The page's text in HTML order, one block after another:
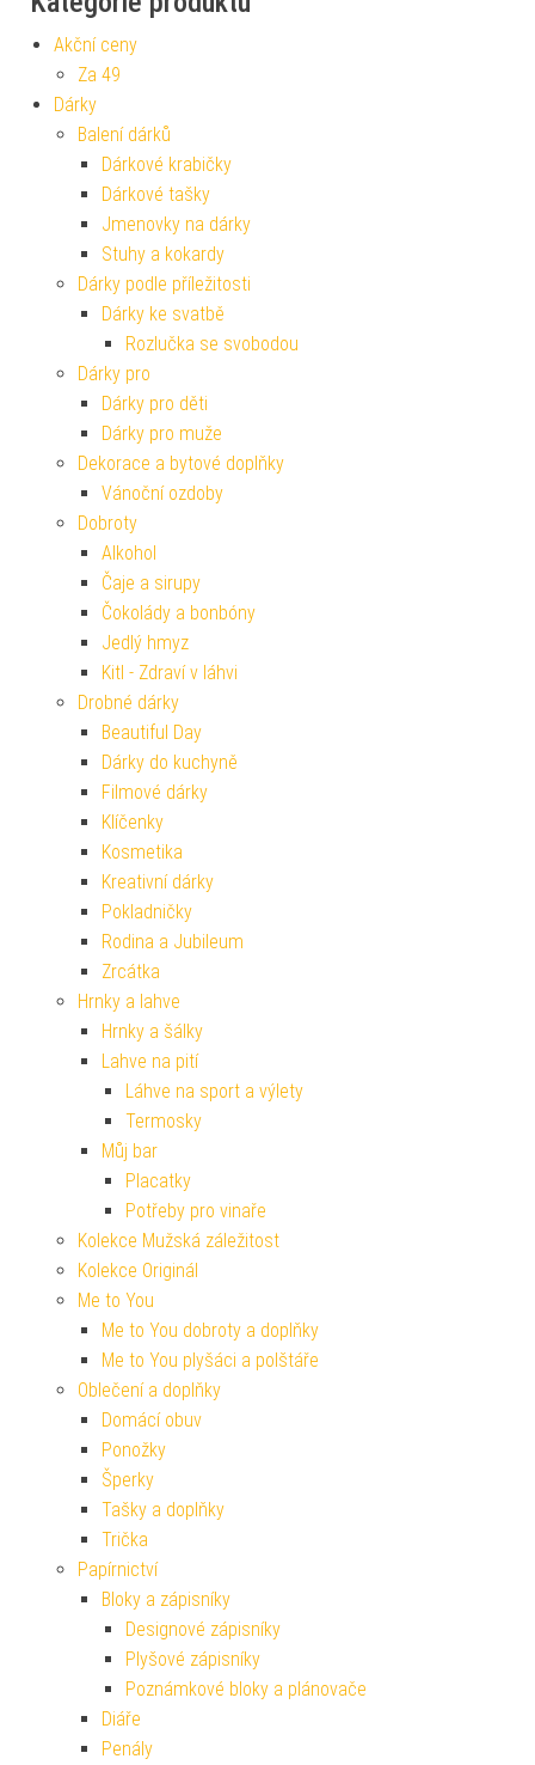
Akční ceny
Za 49
Dárky
Balení dárků
Dárkové krabičky
Dárkové tašky
Jmenovky na dárky
Stuhy a kokardy
Dárky podle příležitosti
Dárky ke svatbě
Rozlučka se svobodou
Dárky pro
Dárky pro děti
Dárky pro muže
Dekorace a bytové doplňky
Vánoční ozdoby
Dobroty
Alkohol
Čaje a sirupy
Čokolády a bonbóny
Jedlý hmyz
Kitl - Zdraví v láhvi
Drobné dárky
Beautiful Day
Dárky do kuchyně
Filmové dárky
Klíčenky
Kosmetika
Kreativní dárky
Pokladničky
Rodina a Jubileum
Zrcátka
Hrnky a lahve
Hrnky a šálky
Lahve na pití
Láhve na sport a výlety
Termosky
Můj bar
Placatky
Potřeby pro vinaře
Kolekce Mužská záležitost
Kolekce Originál
Me to You
Me to You dobroty a doplňky
Me to You plyšáci a polštáře
Oblečení a doplňky
Domácí obuv
Ponožky
Šperky
Tašky a doplňky
Trička
Papírnictví
Bloky a zápisníky
Designové zápisníky
Plyšové zápisníky
Poznámkové bloky a plánovače
Diáře
Penály